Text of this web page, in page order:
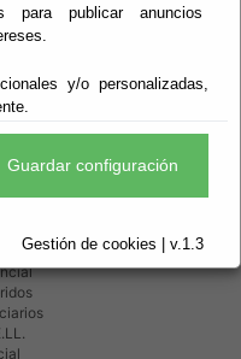
para publicar anuncios
y/o personalizadas,
Guardar configuración
Gestión de cookies | v.1.3